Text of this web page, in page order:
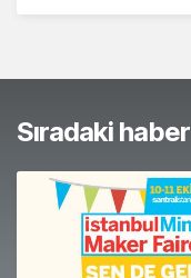
Sıradaki haber